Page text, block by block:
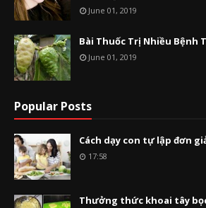
June 01, 2019
Bài Thuốc Trị Nhiều Bệnh
June 01, 2019
Popular Posts
Cách dạy con tự lập đơn
17:58
Thưởng thức khoai tây